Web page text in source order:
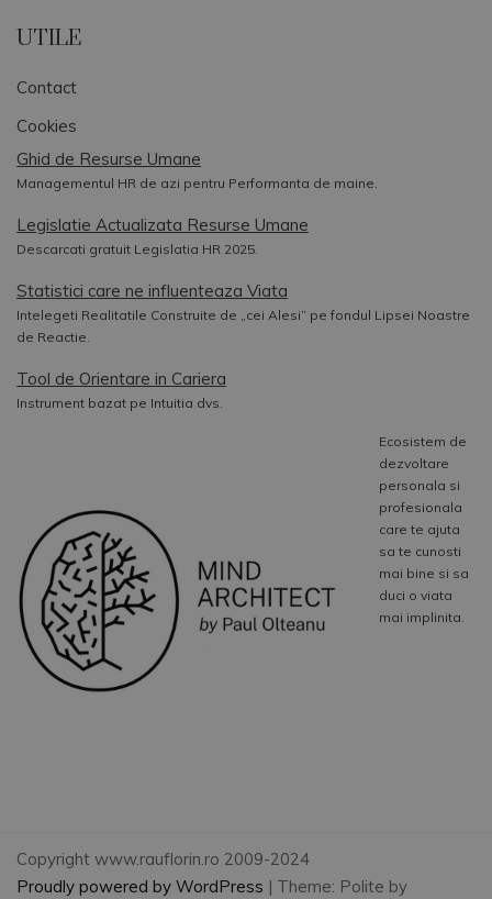
UTILE
Contact
Cookies
Ghid de Resurse Umane
Managementul HR de azi pentru Performanta de maine.
Legislatie Actualizata Resurse Umane
Descarcati gratuit Legislatia HR 2025.
Statistici care ne influenteaza Viata
Intelegeti Realitatile Construite de „cei Alesi” pe fondul Lipsei Noastre
de Reactie.
Tool de Orientare in Cariera
Instrument bazat pe Intuitia dvs.
Ecosistem de
dezvoltare
personala si
profesionala
care te ajuta
sa te cunosti
mai bine si sa
duci o viata
mai implinita.
Copyright www.rauflorin.ro 2009-2024
Proudly powered by WordPress | Theme: Polite by